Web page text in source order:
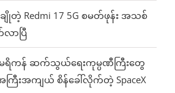
ျိုတဲ့ Redmi 17 5G စမတ်ဖုန်း အသစ်
ာပြီ
ရိကန် ဆက်သွယ်ရေးကုမ္ပဏီကြီးတွေ
ြီးအကျယ် စိန်ခေါ်လိုက်တဲ့ SpaceX